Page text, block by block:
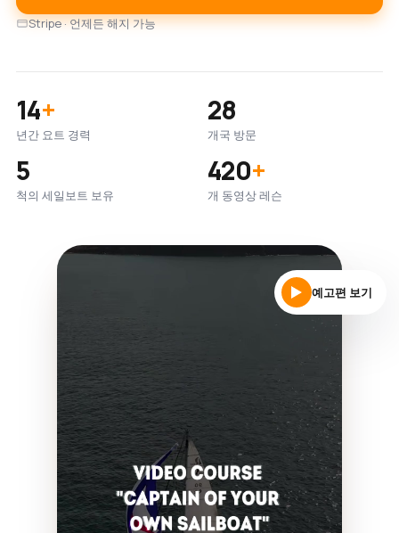
Stripe · 언제든 해지 가능
14+
년간 요트 경력
28
개국 방문
5
척의 세일보트 보유
420+
개 동영상 레슨
예고편 보기